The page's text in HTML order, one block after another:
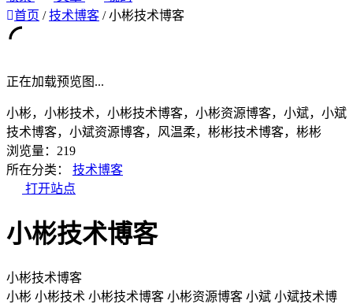
首页 / 技术博客 / 小彬技术博客
正在加载预览图...
小彬，小彬技术，小彬技术博客，小彬资源博客，小斌，小斌
技术博客，小斌资源博客，风温柔，彬彬技术博客，彬彬
浏览量：219
所在分类：
技术博客
打开站点
小彬技术博客
小彬技术博客
小彬 小彬技术 小彬技术博客 小彬资源博客 小斌 小斌技术博